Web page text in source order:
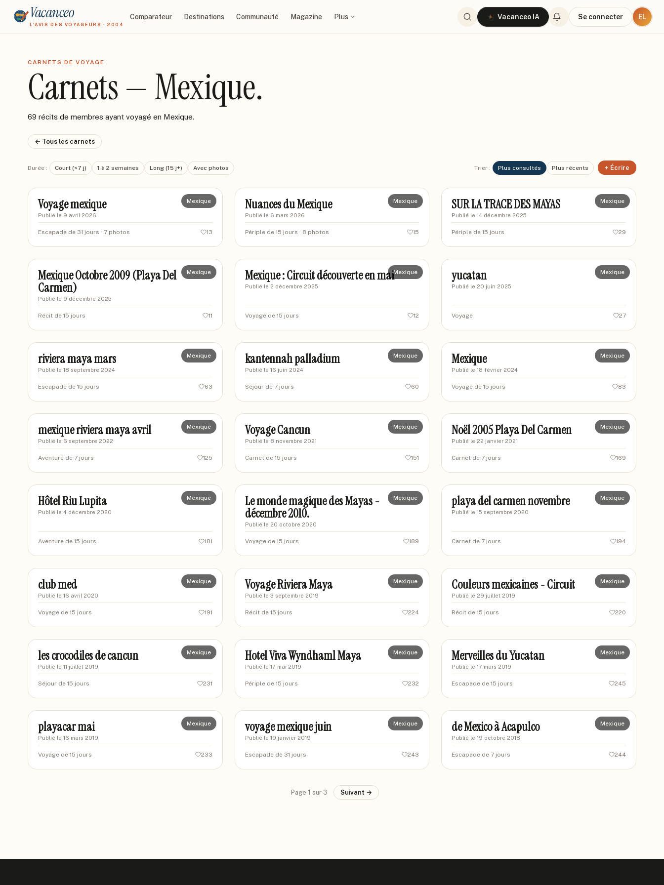
Vacanceo
L'AVIS DES VOYAGEURS · 2004
Comparateur Destinations Communauté Magazine Plus Vacanceo IA Se connecter EL
CARNETS DE VOYAGE
Carnets — Mexique.
69 récits de membres ayant voyagé en Mexique.
← Tous les carnets
Durée : Court (<7 j) 1 à 2 semaines Long (15 j+) Avec photos Trier : Plus consultés Plus récents + Écrire
J-F
Mexique
Voyage mexique
Publié le 9 avril 2026
Escapade de 31 jours · 7 photos 13
Mexique
Nuances du Mexique
Publié le 6 mars 2026
Périple de 15 jours · 8 photos 15
Mexique
SUR LA TRACE DES MAYAS
Publié le14 décembre 2025
Périple de 15 jours 29
nathy33
Mexique
Mexique Octobre 2009 (Playa Del
Carmen)
Publié le 9 décembre 2025
Récit de 15 jours 11
lefilsdu
Mexique
Mexique : Circuit découverte en mai
Publié le 2 décembre 2025
Voyage de 15 jours 12
Biset
Mexique
yucatan
Publié le 20 juin 2025
Voyage 27
choupinette13
Mexique
riviera maya mars
Publié le 18 septembre 2024
Escapade de 15 jours 63
nonointi
Mexique
kantennah palladium
Publié le 16 juin 2024
Séjour de 7 jours 60
berpas
Mexique
Mexique
Publié le18 février 2024
Voyage de 15 jours 83
mimepinson
Mexique
mexique riviera maya avril
Publié le 6 septembre 2022
Aventure de 7 jours 125
cloboucher
Mexique
Voyage Cancun
Publié le 8 novembre 2021
Carnet de 15 jours 151
philmag
Mexique
Noël 2005 Playa Del Carmen
Publié le 22 janvier 2021
Carnet de 7 jours 169
sophie 16
Mexique
Hôtel Riu Lupita
Publié le 4 décembre 2020
Aventure de 15 jours 181
jicé
Mexique
Le monde magique des Mayas -
décembre 2010.
Publié le 20 octobre 2020
Voyage de 15 jours 189
baba54
Mexique
playa del carmen novembre
Publié le15 septembre 2020
Carnet de 7 jours 194
AGADOU
Mexique
club med
Publié le 16 avril 2020
Voyage de 15 jours 191
jicé
Mexique
Voyage Riviera Maya
Publié le 3 septembre 2019
Récit de 15 jours 224
Ophie 95
Mexique
Couleurs mexicaines - Circuit
Publié le 29 juillet 2019
Récit de 15 jours 220
monaro
Mexique
les crocodiles de cancun
Publié le 11 juillet 2019
Séjour de 15 jours 231
Lillyd10
Mexique
Hotel Viva Wyndhaml Maya
Publié le 17 mai 2019
Périple de 15 jours 232
lucho73
Mexique
Merveilles du Yucatan
Publié le17 mars 2019
Escapade de 15 jours 245
jojoke
Mexique
playacar mai
Publié le 16 mars 2019
Voyage de 15 jours 233
charlottegroupe
Mexique
voyage mexique juin
Publié le 19 janvier 2019
Escapade de 31 jours 243
florine
Mexique
de Mexico à Acapulco
Publié le19 octobre 2018
Escapade de 7 jours 244
Page 1 sur 3 Suivant →